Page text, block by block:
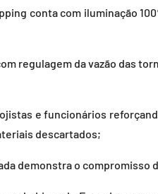
conta com iluminação
regulagem da vazão das
e funcionários
descartados;
demonstra o compromisso